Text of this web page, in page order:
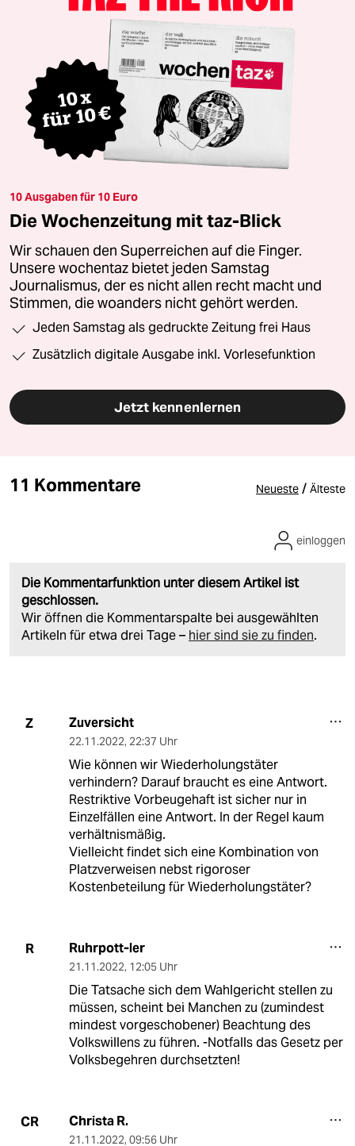
10 Ausgaben für 10 Euro
Die Wochenzeitung mit taz-Blick
Wir schauen den Superreichen auf die Finger.
Unsere wochentaz bietet jeden Samstag
Journalismus, der es nicht allen recht macht und
Stimmen, die woanders nicht gehört werden.
Jeden Samstag als gedruckte Zeitung frei Haus
Zusätzlich digitale Ausgabe inkl. Vorlesefunktion
Jetzt kennenlernen
11 Kommentare Neueste / Älteste
Die Kommentarfunktion unter diesem Artikel ist
geschlossen.
Wir öffnen die Kommentarspalte bei ausgewählten
Artikeln für etwa drei Tage – hier sind sie zu finden.
einloggen
Z Zuversicht
22.11.2022, 22:37 Uhr
Wie können wir Wiederholungstäter
verhindern? Darauf braucht es eine Antwort.
Restriktive Vorbeugehaft ist sicher nur in
Einzelfällen eine Antwort. In der Regel kaum
verhältnismäßig.
Vielleicht findet sich eine Kombination von
Platzverweisen nebst rigoroser
Kostenbeteilung für Wiederholungstäter?
R Ruhrpott-ler
21.11.2022, 12:05 Uhr
Die Tatsache sich dem Wahlgericht stellen zu
müssen, scheint bei Manchen zu (zumindest
mindest vorgeschobener) Beachtung des
Volkswillens zu führen. -Notfalls das Gesetz per
Volksbegehren durchsetzten!
CR Christa R.
21.11.2022, 09:56 Uhr